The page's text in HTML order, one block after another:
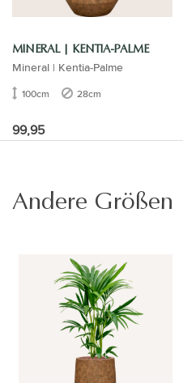
MINERAL | KENTIA-PALME
Mineral | Kentia-Palme
100cm 28cm
99,95
Andere Größen